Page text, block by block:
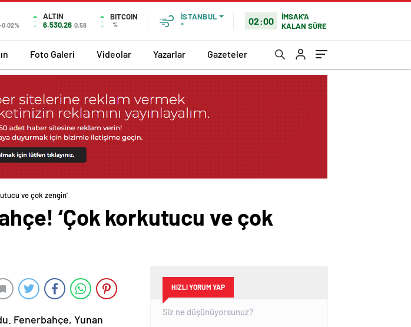
ALTIN
6.530,26 0,58
BITCOIN
%
İSTANBUL
°
02:00
İMSAK'A
KALAN SÜRE
Foto Galeri Videolar Yazarlar Gazeteler
ve çok zengin’
‘Çok korkutucu ve çok
Fenerbahçe, Yunan
HIZLI YORUM YAP